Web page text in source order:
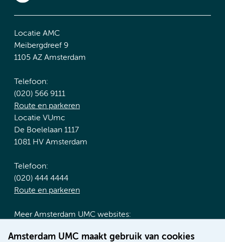
Amsterdam UMC maakt gebruik van cookies
Locatie AMC
Meibergdreef 9
1105 AZ Amsterdam
Telefoon:
(020) 566 9111
Route en parkeren
Locatie VUmc
De Boelelaan 1117
1081 HV Amsterdam
Telefoon:
(020) 444 4444
Route en parkeren
Meer Amsterdam UMC websites:
Werken bij Amsterdam UMC